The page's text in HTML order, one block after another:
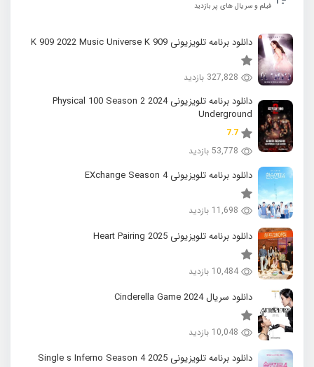
فیلم و سریال های پر بازدید
دانلود برنامه تلویزیونی K 909 2022 Music Universe K 909
327,828 بازدید
دانلود برنامه تلویزیونی 2024 Physical 100 Season 2
Underground
7.7
53,778 بازدید
دانلود برنامه تلویزیونی EXchange Season 4
11,698 بازدید
دانلود برنامه تلویزیونی 2025 Heart Pairing
10,484 بازدید
دانلود سریال 2024 Cinderella Game
10,048 بازدید
دانلود برنامه تلویزیونی 2025 Single s Inferno Season 4